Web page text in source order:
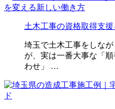
土木工事の資格取得支
埼玉で土木工事をしな
が、実は一番大事な「
わせ」 …